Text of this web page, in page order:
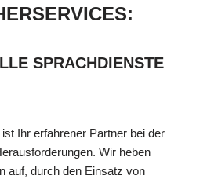
SPRACHDIENSTE
ist Ihr erfahrener Partner bei der
Wir heben
auf, durch den Einsatz von